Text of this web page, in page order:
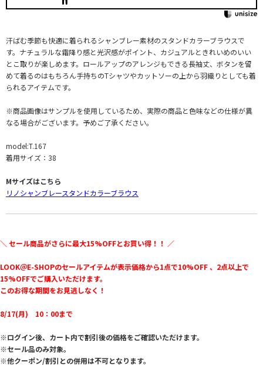
汗ばむ季節も快適に着られるシャンブレー素材のスタンドカラーブラウスで
す。ナチュラルな霜降り感と光沢感がポイント、カジュアルときれいめのいい
とこ取りが楽しめます。ロールアップのアレンジもできる長袖丈、ボタンを留
めて着るのはもちろん手持ちのTシャツやカットソーの上から羽織りとしても着
られるアイテムです。
※商品画像はサンプルを使用しているため、実際の商品と色味などの仕様が異
なる場合がございます。予めご了承ください。
model:T.167
着用サイズ：38
Mサイズはこちら
リノシャンブレースタンドカラーブラウス
＼ セール商品がさらに最大15%OFFとお買い得！！ ／
LOOK＠E-SHOPのセールアイテムが表示価格から1点で10%OFF 、2点以上で
15%OFFでご購入いただけます。
このお得な期間をお見逃しなく！
8/17(月) 10：00まで
※ログイン後、カート内で割引後の価格をご確認いただけます。
※セール品のみ対象。
※他クーポン/割引との併用は不可となります。